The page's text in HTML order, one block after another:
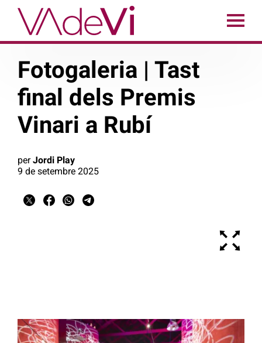
Fotogaleria | Tast
final dels Premis
Vinari a Rubí
perJordi Play
9 de setembre 2025